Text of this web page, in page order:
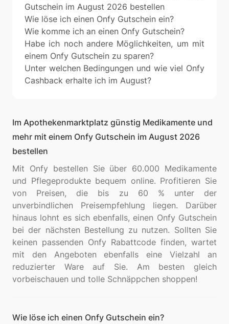
Gutschein im August 2026 bestellen
Wie löse ich einen Onfy Gutschein ein?
Wie komme ich an einen Onfy Gutschein?
Habe ich noch andere Möglichkeiten, um mit
einem Onfy Gutschein zu sparen?
Unter welchen Bedingungen und wie viel Onfy
Cashback erhalte ich im August?
Im Apothekenmarktplatz günstig Medikamente und
mehr mit einem Onfy Gutschein im August 2026
bestellen
Mit Onfy bestellen Sie über 60.000 Medikamente
und Pflegeprodukte bequem online. Profitieren Sie
von Preisen, die bis zu 60 % unter der
unverbindlichen Preisempfehlung liegen. Darüber
hinaus lohnt es sich ebenfalls, einen Onfy Gutschein
bei der nächsten Bestellung zu nutzen. Sollten Sie
keinen passenden Onfy Rabattcode finden, wartet
mit den Angeboten ebenfalls eine Vielzahl an
reduzierter Ware auf Sie. Am besten gleich
Wie löse ich einen Onfy Gutschein ein?